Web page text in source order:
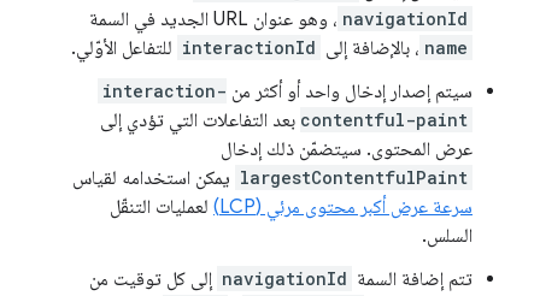
navigationId ، وهو عنوان URL الجديد في السمة
name ، بالإضافة إلى interactionId للتفاعل الأوّلي.
سيتم إصدار إدخال واحد أو أكثر من interaction-
contentful-paint بعد التفاعلات التي تؤدي إلى
عرض المحتوى. سيتضمّن ذلك إدخال
largestContentfulPaint يمكن استخدامه لقياس
سرعة عرض أكبر محتوى مرئي (LCP)
لعمليات التنقّل
السلس.
تتم إضافة السمة navigationId إلى كل توقيت من